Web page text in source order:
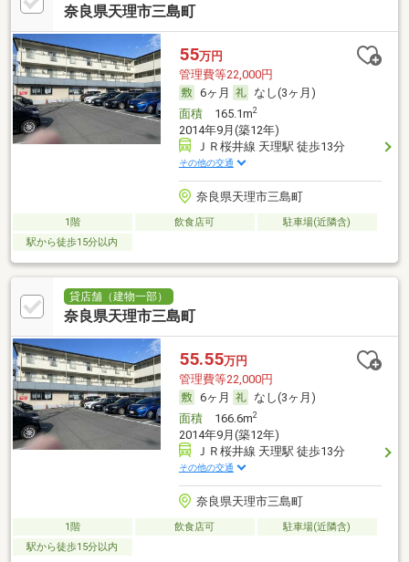
奈良県天理市三島町
55万円
管理費等22,000円
6ヶ月
なし(3ヶ月)
面積165.1m2
2014年9月(築12年)
ＪＲ桜井線 天理駅 徒歩13分
その他の交通
奈良県天理市三島町
1階 飲食店可
駐車場(近隣含)
駅から徒歩15分以内
貸店舗（建物一部）
奈良県天理市三島町
55.55万円
管理費等22,000円
6ヶ月
なし(3ヶ月)
面積166.6m2
2014年9月(築12年)
ＪＲ桜井線 天理駅 徒歩13分
その他の交通
奈良県天理市三島町
1階 飲食店可
駐車場(近隣含)
駅から徒歩15分以内